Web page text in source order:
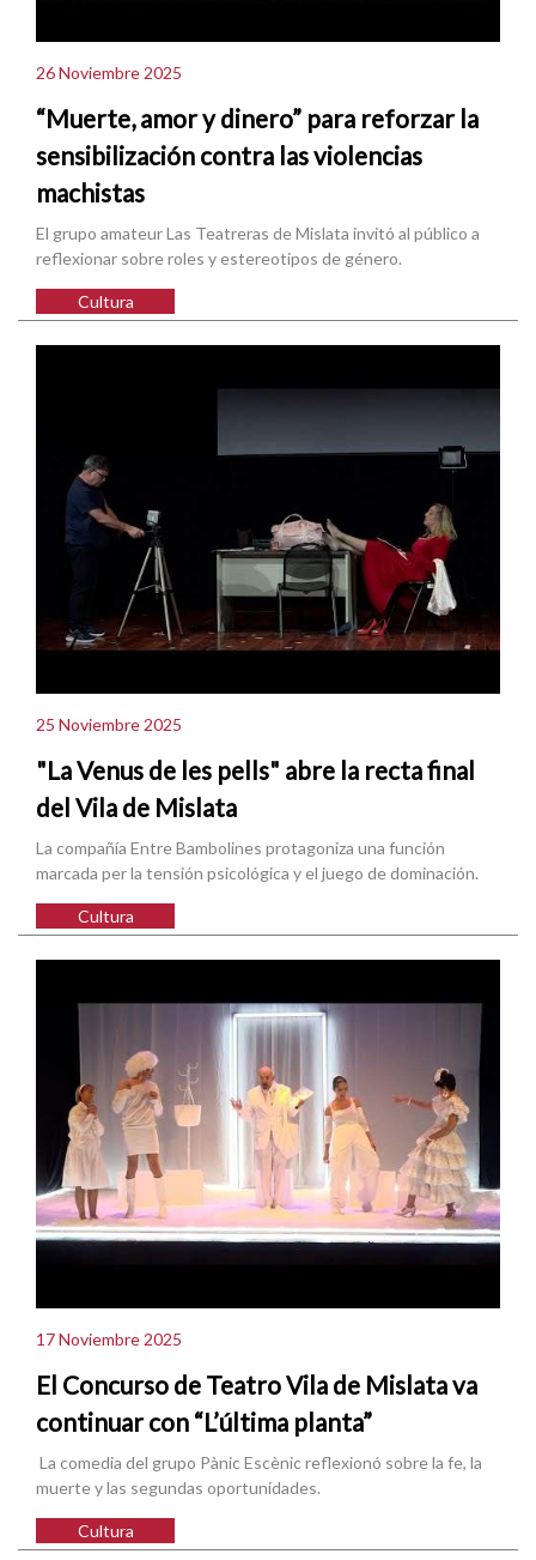
26 Noviembre 2025
“Muerte, amor y dinero” para reforzar la
sensibilización contra las violencias
machistas
El grupo amateur Las Teatreras de Mislata invitó al público a
reflexionar sobre roles y estereotipos de género.
Cultura
25 Noviembre 2025
"La Venus de les pells" abre la recta final
del Vila de Mislata
La compañía Entre Bambolines protagoniza una función
marcada per la tensión psicológica y el juego de dominación.
Cultura
17 Noviembre 2025
El Concurso de Teatro Vila de Mislata va
continuar con “L’última planta”
La comedia del grupo Pànic Escènic reflexionó sobre la fe, la
muerte y las segundas oportunidades.
Cultura